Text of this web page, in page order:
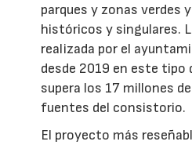
parques y zonas verdes
históricos y singulares.
realizada por el
desde 2019 en este tipo
supera los 17 millones
fuentes del consistorio.
El proyecto más